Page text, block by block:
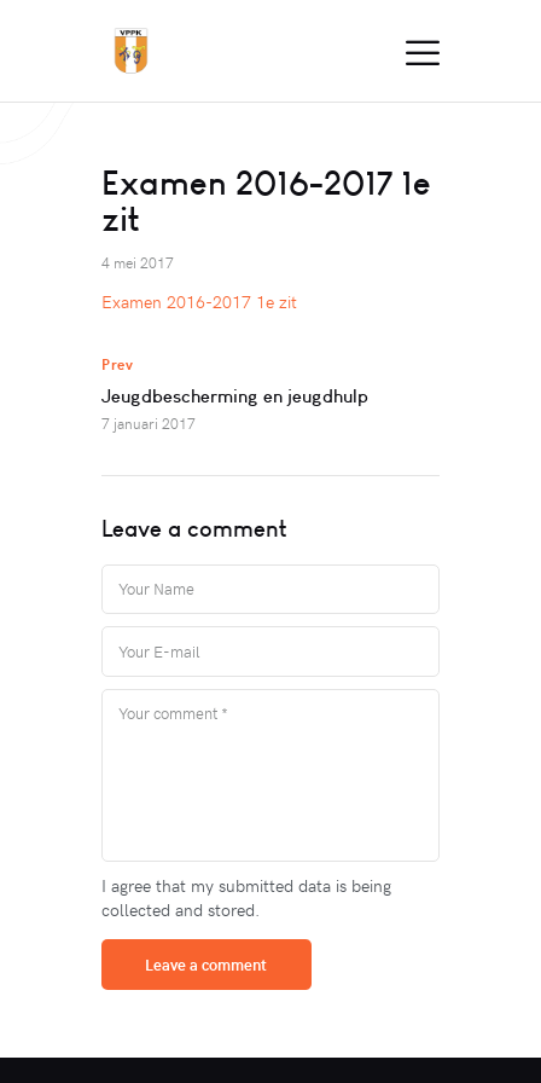
Examen 2016-2017 1e
zit
4 mei 2017
Examen 2016-2017 1e zit
Prev
Jeugdbescherming en jeugdhulp
7 januari 2017
Leave a comment
I agree that my submitted data is being
collected and stored.